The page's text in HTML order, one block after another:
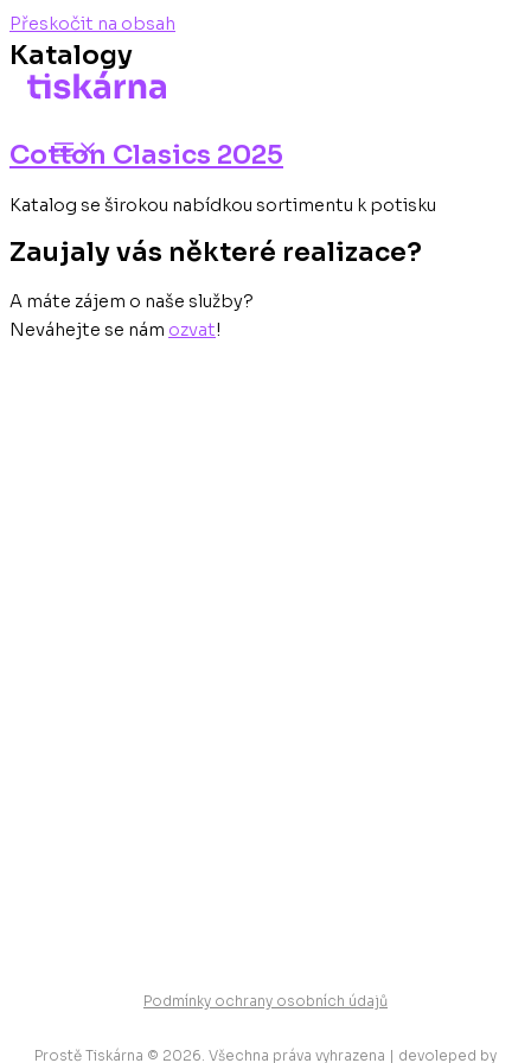
Přeskočit na obsah
Katalogy
Cotton Clasics 2025
Katalog se širokou nabídkou sortimentu k potisku
Zaujaly vás některé realizace?
A máte zájem o naše služby?
Neváhejte se nám ozvat!
Podmínky ochrany osobních údajů
Prostě Tiskárna © 2026. Všechna práva vyhrazena | devoleped by